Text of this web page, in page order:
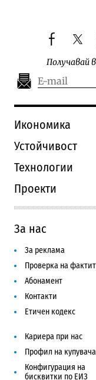
facebook
Получавай
Икономика
Устойчивост
Технологии
Проекти
За нас
За реклама
Проверка на
Абонамент
Контакти
Етичен кодекс
Кариера при нас
Профил на купувача
Конфигурация на
бисквитки по ЕИЗ